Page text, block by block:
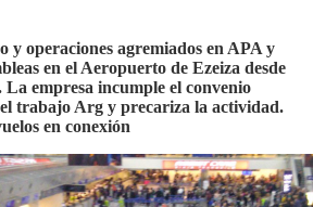
y operaciones agremiados en APA y
en el Aeropuerto de Ezeiza desde
La empresa incumple el convenio
trabajo Arg y precariza la actividad.
en conexión